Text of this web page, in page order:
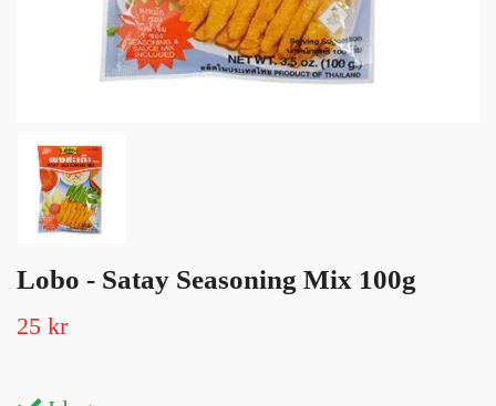
Lobo - Satay Seasoning Mix 100g
25 kr